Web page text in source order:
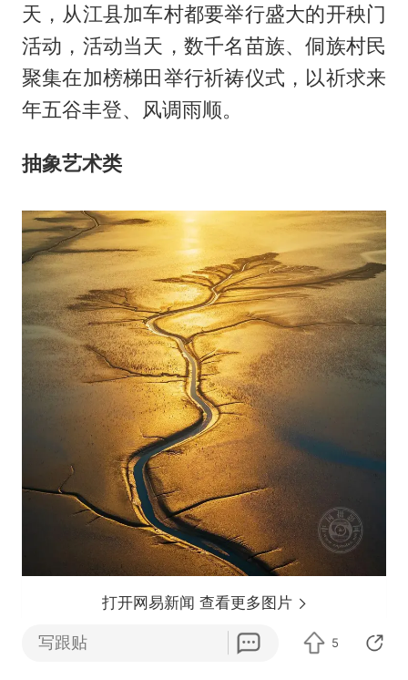
天，从江县加车村都要举行盛大的开秧门
活动，活动当天，数千名苗族、侗族村民
聚集在加榜梯田举行祈祷仪式，以祈求来
年五谷丰登、风调雨顺。
抽象艺术类
打开网易新闻 查看更多图片
写跟贴 5